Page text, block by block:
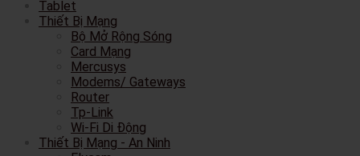
Tablet
Thiết Bị Mạng
Bộ Mở Rộng Sóng
Card Mạng
Mercusys
Modems/ Gateways
Router
Tp-Link
Wi-Fi Di Động
Thiết Bị Mạng - An Ninh